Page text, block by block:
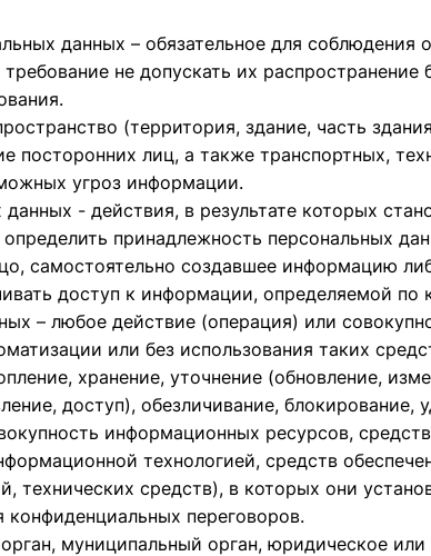
данных – обязательное для
не допускать их распространение
(территория, здание, часть
посторонних лиц, а также транспортных,
угроз информации.
- действия, в результате которых
принадлежность персональных
самостоятельно создавшее информацию
доступ к информации, определяемой по
– любое действие (операция) или
или без использования таких
хранение, уточнение (обновление,
доступ), обезличивание,
информационных ресурсов,
технологией, средств
технических средств), в которых они
конфиденциальных переговоров.
муниципальный орган, юридическое